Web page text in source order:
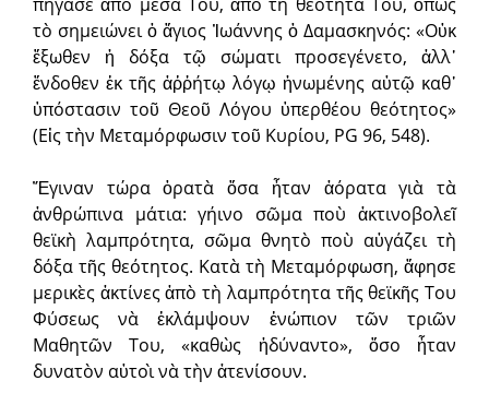
τὸ σημειώνει ὁ ἅγιος Ἰωάννης ὁ Δαμασκηνός: «Οὐκ
ἔξωθεν ἡ δόξα τῷ σώματι προσεγένετο, ἀλλ᾽
ἔνδοθεν ἐκ τῆς ἀῤῥήτῳ λόγῳ ἡνωμένης αὐτῷ καθ᾽
ὑπόστασιν τοῦ Θεοῦ Λόγου ὑπερθέου θεότητος»
(Εἰς τὴν Μεταμόρφωσιν τοῦ Κυρίου, PG 96, 548).
Ἔγιναν τώρα ὁρατὰ ὅσα ἦταν ἀόρατα γιὰ τὰ
ἀνθρώπινα μάτια: γήινο σῶμα ποὺ ἀκτινοβολεῖ
θεϊκὴ λαμπρότητα, σῶμα θνητὸ ποὺ αὐγάζει τὴ
δόξα τῆς θεότητος. Κατὰ τὴ Μεταμόρφωση, ἄφησε
μερικὲς ἀκτίνες ἀπὸ τὴ λαμπρότητα τῆς θεϊκῆς Του
Φύσεως νὰ ἐκλάμψουν ἐνώπιον τῶν τριῶν
Μαθητῶν Του, «καθὼς ἠδύναντο», ὅσο ἦταν
δυνατὸν αὐτοὶ νὰ τὴν ἀτενίσουν.